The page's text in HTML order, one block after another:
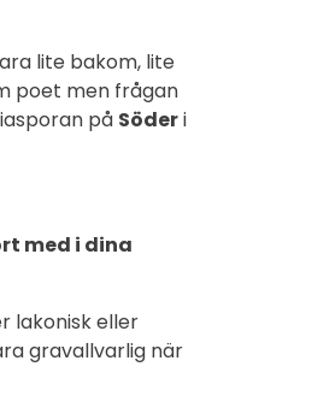
lite bakom, lite
poet men frågan
på Söderi
med i dina
lakonisk eller
gravallvarlig när